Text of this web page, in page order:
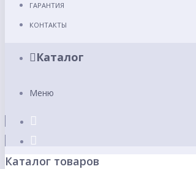
ГАРАНТИЯ
КОНТАКТЫ
Каталог
Меню
Каталог товаров